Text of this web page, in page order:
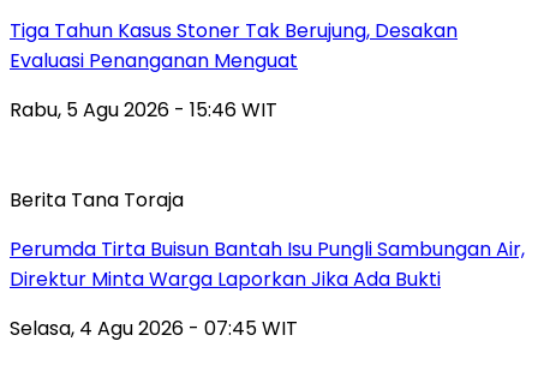
Tiga Tahun Kasus Stoner Tak Berujung, Desakan
Evaluasi Penanganan Menguat
Rabu, 5 Agu 2026 - 15:46 WIT
Berita Tana Toraja
Perumda Tirta Buisun Bantah Isu Pungli Sambungan Air,
Direktur Minta Warga Laporkan Jika Ada Bukti
Selasa, 4 Agu 2026 - 07:45 WIT